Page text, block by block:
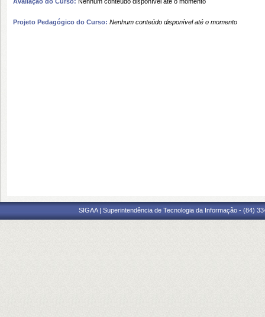
Projeto Pedagógico do Curso: Nenhum conteúdo disponível até o momento
SIGAA | Superintendência de Tecnologia da Informação - (84)